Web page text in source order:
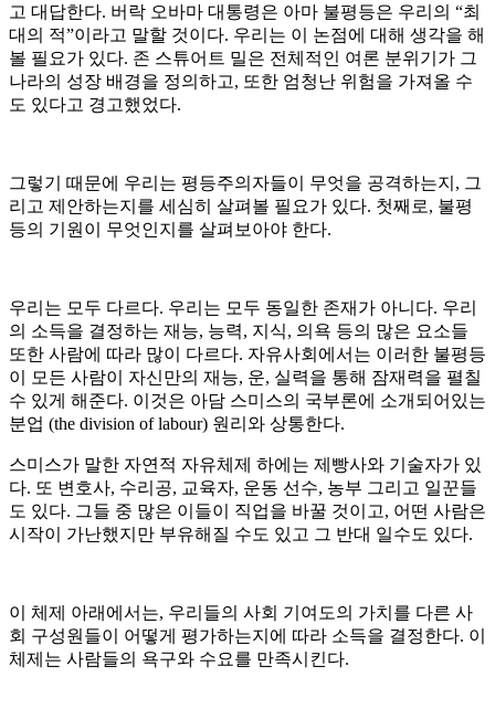
고 대답한다. 버락 오바마 대통령은 아마 불평등은 우리의 “최
대의 적”이라고 말할 것이다. 우리는 이 논점에 대해 생각을 해
볼 필요가 있다. 존 스튜어트 밀은 전체적인 여론 분위기가 그
나라의 성장 배경을 정의하고, 또한 엄청난 위험을 가져올 수
도 있다고 경고했었다.
그렇기 때문에 우리는 평등주의자들이 무엇을 공격하는지, 그
리고 제안하는지를 세심히 살펴볼 필요가 있다. 첫째로, 불평
등의 기원이 무엇인지를 살펴보아야 한다.
우리는 모두 다르다. 우리는 모두 동일한 존재가 아니다. 우리
의 소득을 결정하는 재능, 능력, 지식, 의욕 등의 많은 요소들
또한 사람에 따라 많이 다르다. 자유사회에서는 이러한 불평등
이 모든 사람이 자신만의 재능, 운, 실력을 통해 잠재력을 펼칠
수 있게 해준다. 이것은 아담 스미스의 국부론에 소개되어있는
분업 (the division of labour) 원리와 상통한다.
스미스가 말한 자연적 자유체제 하에는 제빵사와 기술자가 있
다. 또 변호사, 수리공, 교육자, 운동 선수, 농부 그리고 일꾼들
도 있다. 그들 중 많은 이들이 직업을 바꿀 것이고, 어떤 사람은
시작이 가난했지만 부유해질 수도 있고 그 반대 일수도 있다.
이 체제 아래에서는, 우리들의 사회 기여도의 가치를 다른 사
회 구성원들이 어떻게 평가하는지에 따라 소득을 결정한다. 이
체제는 사람들의 욕구와 수요를 만족시킨다.